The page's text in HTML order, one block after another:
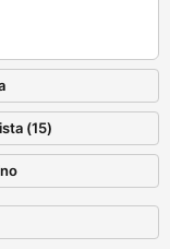
(15)